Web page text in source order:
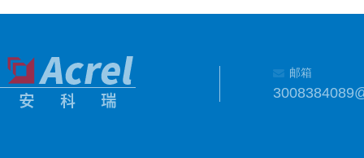
邮箱